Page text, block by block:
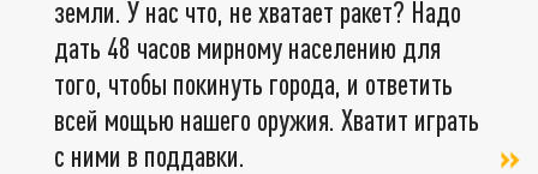
земли. У нас что, не хватает ракет? Надо
дать 48 часов мирному населению для
того, чтобы покинуть города, и ответить
всей мощью нашего оружия. Хватит играть
с ними в поддавки.